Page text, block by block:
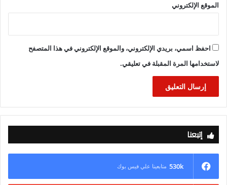
الموقع الإلكتروني
احفظ اسمي، بريدي الإلكتروني، والموقع الإلكتروني في هذا المتصفح
لاستخدامها المرة المقبلة في تعليقي.
إتبعنا
530k متابعينا علي فيس بوك